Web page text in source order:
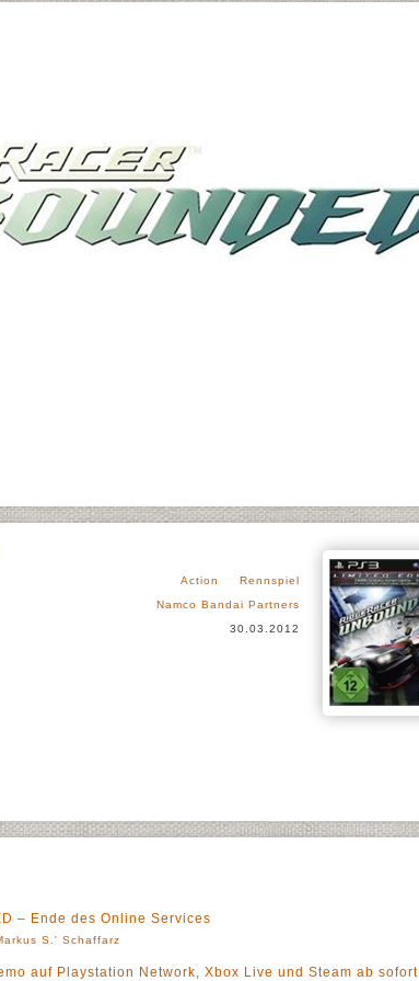
Action
Rennspiel
Namco Bandai Partners
30.03.2012
– Ende des Online Services
S.' Schaffarz
auf Playstation Network, Xbox Live und Steam ab sofort